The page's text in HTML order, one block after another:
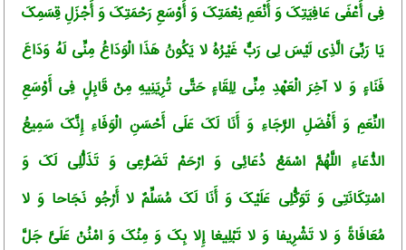
فِی أَعْفَى عَافِیَتِکَ وَ أَنْعَمِ نِعْمَتِکَ وَ أَوْسَعِ رَحْمَتِکَ وَ أَجْزَلِ قِسَمِکَ
یَا رَبِّیَ الَّذِی لَیْسَ لِی رَبٌّ غَیْرُهُ لا یَکُونُ هَذَا الْوَدَاعُ مِنِّی لَهُ وَدَاعَ
فَنَاءٍ وَ لا آخِرَ الْعَهْدِ مِنِّی لِلِقَاءٍ حَتَّى تُرِیَنِیهِ مِنْ قَابِلٍ فِی أَوْسَعِ
النِّعَمِ وَ أَفْضَلِ الرَّجَاءِ وَ أَنَا لَکَ عَلَى أَحْسَنِ الْوَفَاءِ إِنَّکَ سَمِیعُ
الدُّعَاءِ اللَّهُمَّ اسْمَعْ دُعَائِی وَ ارْحَمْ تَضَرُّعِی وَ تَذَلُّلِی لَکَ وَ
اسْتِکَانَتِی وَ تَوَکُّلِی عَلَیْکَ وَ أَنَا لَکَ مُسَلِّمٌ لا أَرْجُو نَجَاحا وَ لا
مُعَافَاةً وَ لا تَشْرِیفا وَ لا تَبْلِیغا إِلا بِکَ وَ مِنْکَ وَ امْنُنْ عَلَیَّ جَلَّ